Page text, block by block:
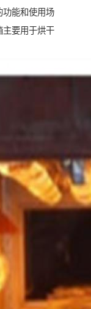
功能和使用场
主要用于烘干